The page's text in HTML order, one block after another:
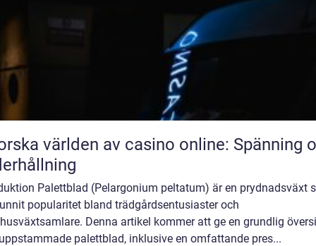
världen av casino online: Spänning
Palettblad (Pelargonium peltatum) är en prydnadsväxt
popularitet bland trädgårdsentusiaster och
Denna artikel kommer att ge en grundlig
palettblad, inklusive en omfattande pres...